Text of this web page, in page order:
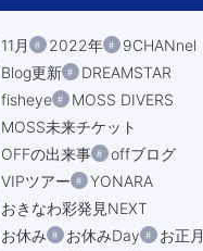
11月 2022年
9CHANnel
Blog更新
DREAMSTAR
fisheye
MOSS DIVERS
MOSS未来チケット
OFFの出来事
offブログ
VIPツアー
YONARA
おきなわ彩発見NEXT
お休み
お休みDay
お正月